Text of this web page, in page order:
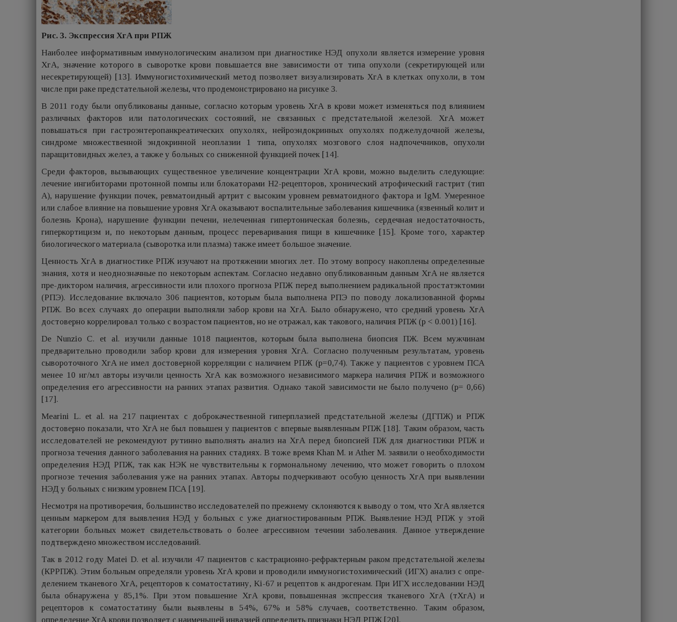
Рис. 3. Экспрессия ХгА при РПЖ
Наиболее информативным иммунологическим анализом при диагностике НЭД опухоли является измерение уровня
ХгА, значение которого в сыворотке крови повышается вне зависимости от типа опухоли (секретирующей или
несекретирующей) [13]. Иммуногистохимический метод позволяет визуализировать ХгА в клетках опухоли, в том
числе при раке предстательной железы, что продемонстрировано на рисунке 3.
В 2011 году были опубликованы данные, согласно которым уровень ХгА в крови может изменяться под влиянием
различных факторов или патологических состояний, не связанных с предстательной железой. ХгА может
повышаться при гастроэнтеропанкреатических опухолях, нейроэндокринных опухолях поджелудочной железы,
синдроме множественной эндокринной неоплазии 1 типа, опухолях мозгового слоя надпочечников, опухоли
паращитовидных желез, а также у больных со сниженной функцией почек [14].
Среди факторов, вызывающих существенное увеличение концентрации ХгА крови, можно выделить следующие:
лечение ингибиторами протонной помпы или блокаторами Н2-рецепторов, хронический атрофический гастрит (тип
А), нарушение функции почек, ревматоидный артрит с высоким уровнем ревматоидного фактора и IgM. Умеренное
или слабое влияние на повышение уровня ХгА оказывают воспалительные заболевания кишечника (язвенный колит и
болезнь Крона), нарушение функции печени, нелеченная гипертоническая болезнь, сердечная недостаточность,
гиперкортицизм и, по некоторым данным, процесс переваривания пищи в кишечнике [15]. Кроме того, характер
биологического материала (сыворотка или плазма) также имеет большое значение.
Ценность ХгА в диагностике РПЖ изучают на протяжении многих лет. По этому вопросу накоплены определенные
знания, хотя и неоднозначные по некоторым аспектам. Согласно недавно опубликованным данным ХгА не является
пре-диктором наличия, агрессивности или плохого прогноза РПЖ перед выполнением радикальной простатэктомии
(РПЭ). Исследование включало 306 пациентов, которым была выполнена РПЭ по поводу локализованной формы
РПЖ. Во всех случаях до операции выполняли забор крови на ХгА. Было обнаружено, что средний уровень ХгА
достоверно коррелировал только с возрастом пациентов, но не отражал, как такового, наличия РПЖ (p < 0.001) [16].
De Nunzio C. et al. изучили данные 1018 пациентов, которым была выполнена биопсия ПЖ. Всем мужчинам
предварительно проводили забор крови для измерения уровня ХгА. Согласно полученным результатам, уровень
сывороточного ХгА не имел достоверной корреляции с наличием РПЖ (p=0,74). Также у пациентов с уровнем ПСА
менее 10 нг/мл авторы изучили ценность ХгА как возможного независимого маркера наличия РПЖ и возможного
определения его агрессивности на ранних этапах развития. Однако такой зависимости не было получено (p= 0,66)
[17].
Mearini L. et al. на 217 пациентах с доброкачественной гиперплазией предстательной железы (ДГПЖ) и РПЖ
достоверно показали, что ХгА не был повышен у пациентов с впервые выявленным РПЖ [18]. Таким образом, часть
исследователей не рекомендуют рутинно выполнять анализ на ХгА перед биопсией ПЖ для диагностики РПЖ и
прогноза течения данного заболевания на ранних стадиях. В тоже время Khan M. и Ather M. заявили о необходимости
определения НЭД РПЖ, так как НЭК не чувствительны к гормональному лечению, что может говорить о плохом
прогнозе течения заболевания уже на ранних этапах. Авторы подчеркивают особую ценность ХгА при выявлении
НЭД у больных с низким уровнем ПСА [19].
Несмотря на противоречия, большинство исследователей по прежнему склоняются к выводу о том, что ХгА является
ценным маркером для выявления НЭД у больных с уже диагностированным РПЖ. Выявление НЭД РПЖ у этой
категории больных может свидетельствовать о более агрессивном течении заболевания. Данное утверждение
подтверждено множеством исследований.
Так в 2012 году Matei D. et al. изучили 47 пациентов с кастрационно-рефрактерным раком предстательной железы
(КРРПЖ). Этим больным определяли уровень ХгА крови и проводили иммуногистохимический (ИГХ) анализ с опре-
делением тканевого ХгА, рецепторов к соматостатину, Ki-67 и рецептов к андрогенам. При ИГХ исследовании НЭД
была обнаружена у 85,1%. При этом повышение ХгА крови, повышенная экспрессия тканевого ХгА (тХгА) и
рецепторов к соматостатину были выявлены в 54%, 67% и 58% случаев, соответственно. Таким образом,
определение ХгА крови позволяет с наименьшей инвазией определить признаки НЭД РПЖ [20].